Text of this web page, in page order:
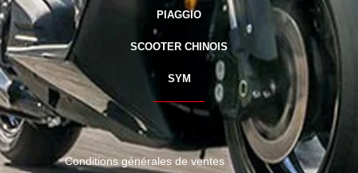
PIAGGIO
SCOOTER CHINOIS
SYM
r
Conditions générales de ventes